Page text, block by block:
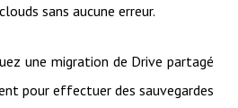
sans aucune erreur.
une migration de Drive partagé
pour effectuer des sauvegardes